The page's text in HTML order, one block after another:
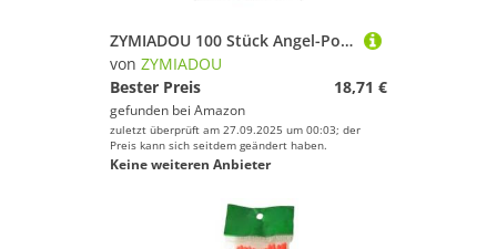
ZYMIADOU 100 Stück Angel-Posen mit hohlem Schwanz, auffälliges Werkzeug, Angeln
von ZYMIADOU
Bester Preis
18,71 €
gefunden bei Amazon
zuletzt überprüft am 27.09.2025 um 00:03; der
Preis kann sich seitdem geändert haben.
Keine weiteren Anbieter